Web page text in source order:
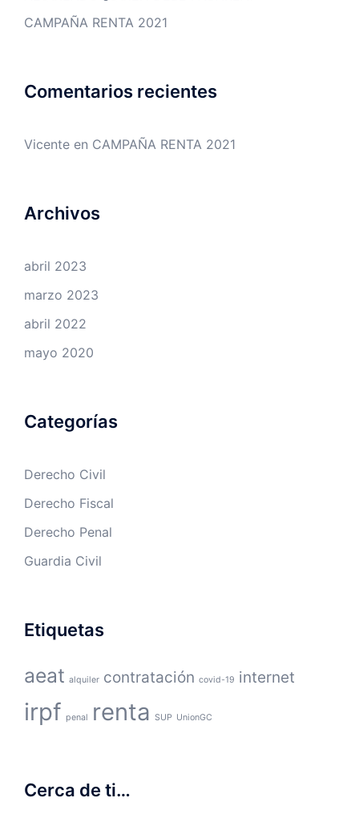
CAMPAÑA RENTA 2021
Comentarios recientes
Vicente en CAMPAÑA RENTA 2021
Archivos
abril 2023
marzo 2023
abril 2022
mayo 2020
Categorías
Derecho Civil
Derecho Fiscal
Derecho Penal
Guardia Civil
Etiquetas
aeat alquiler contratación covid-19 internet
irpf penal renta SUP UnionGC
Cerca de ti…